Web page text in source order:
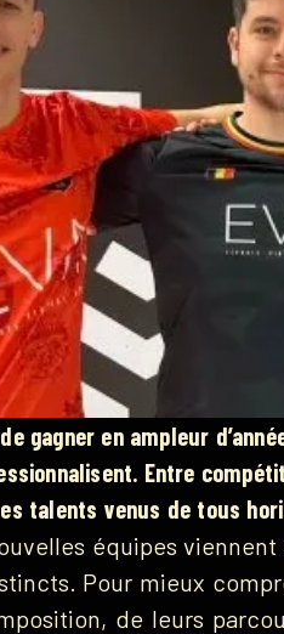
gagner en ampleur
Entre
talents venus de tous
équipes
Pour mieux
de leurs